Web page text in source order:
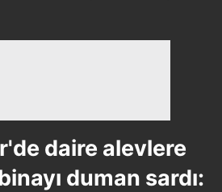
daire alevlere
duman sardı: